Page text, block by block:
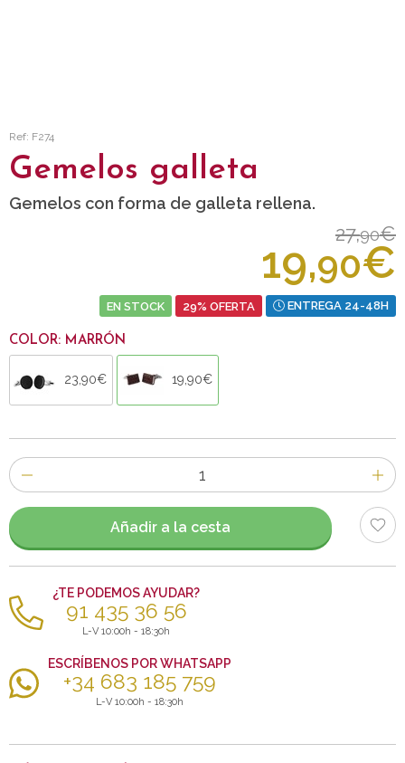
Ref: F274
Gemelos galleta
Gemelos con forma de galleta rellena.
27,90€
19,90€
EN STOCK 29% OFERTA ENTREGA 24-48H
COLOR: MARRÓN
23,90€ 19,90€
Número
de
artículos
Añadir a la cesta
¿TE PODEMOS AYUDAR?
91 435 36 56
L-V 10:00h - 18:30h
ESCRÍBENOS POR WHATSAPP
+34 683 185 759
L-V 10:00h - 18:30h